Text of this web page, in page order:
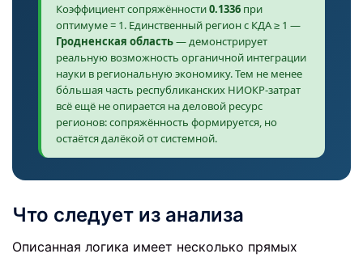
Коэффициент сопряжённости0.1336 при
оптимуме = 1. Единственный регион с КДА ≥ 1 —
Гродненская область— демонстрирует
реальную возможность органичной интеграции
науки в региональную экономику. Тем не менее
бо́льшая часть республиканских НИОКР-затрат
всё ещё не опирается на деловой ресурс
регионов: сопряжённость формируется, но
остаётся далёкой от системной.
Что следует из анализа
Описанная логика имеет несколько прямых